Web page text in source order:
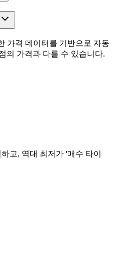
가격 데이터를 기반으로 자동
의 가격과 다를 수 있습니다.
고, 역대 최저가 '매수 타이